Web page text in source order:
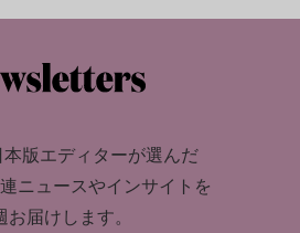
版エディターが選んだ
ニュースやインサイトを
お届けします。